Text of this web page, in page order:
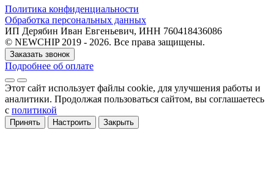
Политика конфиденциальности
Обработка персональных данных
ИП Дерябин Иван Евгеньевич, ИНН 760418436086
© NEWCHIP 2019 - 2026. Все права защищены.
Заказать звонок
Подробнее об оплате
Этот сайт использует файлы cookie, для улучшения работы и
аналитики. Продолжая пользоваться сайтом, вы соглашаетесь
с политикой
Принять Настроить Закрыть